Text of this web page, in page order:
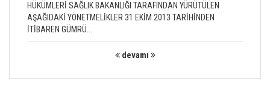
HÜKÜMLERİ SAĞLIK BAKANLIĞI TARAFINDAN YÜRÜTÜLEN
AŞAĞIDAKİ YÖNETMELİKLER 31 EKİM 2013 TARİHİNDEN
İTİBAREN GÜMRÜ...
devamı